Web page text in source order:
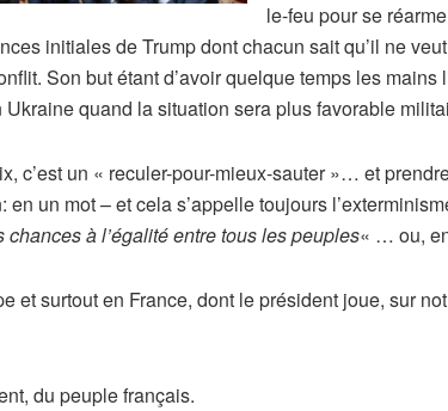
le-feu pour se
initiales de Trump dont chacun sait qu’il ne
Son but étant d’avoir quelque temps les
quand la situation sera plus favorable
c’est un « reculer-pour-mieux-sauter »… et
un mot – et cela s’appelle toujours
à l’égalité entre tous les peuples« … ou,
surtout en France, dont le président joue, sur
du peuple français.